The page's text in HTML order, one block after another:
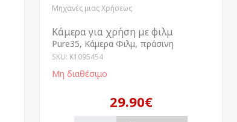
Μηχανές μιας Χρήσεως
Κάμερα για χρήση με φιλμ
Pure35, Κάμερα Φιλμ, πράσινη
SKU: K1095454
Μη διαθέσιμο
29.90€